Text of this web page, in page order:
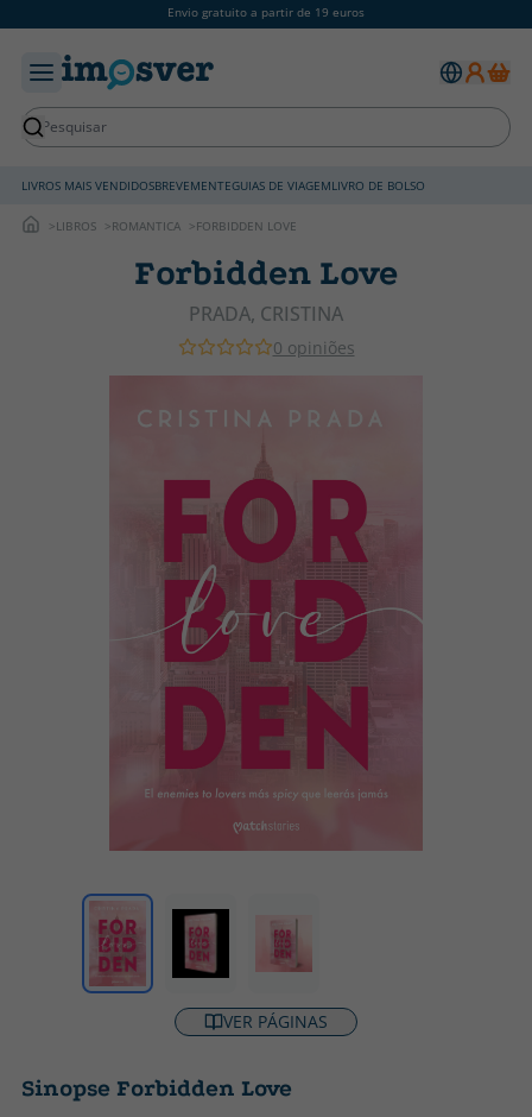
Envio gratuito a partir de 19 euros
LIVROS MAIS VENDIDOSBREVEMENTEGUIAS DE VIAGEMLIVRO DE BOLSO
LIBROS ROMANTICA FORBIDDEN LOVE
Forbidden Love
PRADA, CRISTINA
0 opiniões
VER PÁGINAS
Sinopse Forbidden Love